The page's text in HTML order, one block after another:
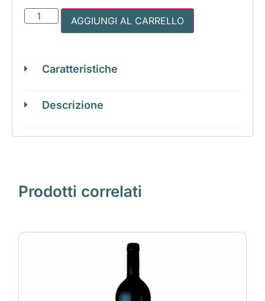
AGGIUNGI AL CARRELLO
Caratteristiche
Descrizione
Prodotti correlati